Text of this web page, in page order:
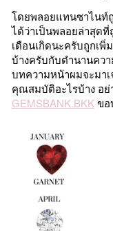
โดยพลอยแทนซาไนท์
ได้ว่าเป็นพลอยล่าสุด
เดือนเกิดนะครับถูกเพิ่
บ้างครับกับตำนานควา
บทความหน้าผมจะมา
คุณสมบัติอะไรบ้าง อ
GEMSBANK.BKK ข